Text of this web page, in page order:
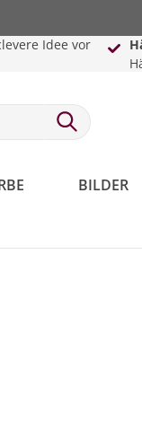
Idee vor
BILDER